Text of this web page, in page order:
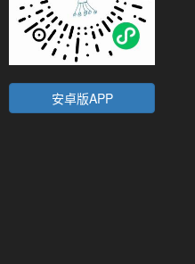
安卓版APP